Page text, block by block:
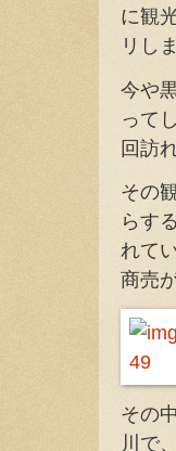
に観
リし
今や
って
回訪
その
らす
れて
商売
その
川で